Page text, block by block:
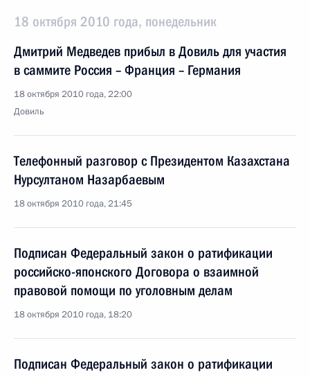
18 октября 2010 года, понедельник
Дмитрий Медведев прибыл в Довиль для участия
в саммите Россия – Франция – Германия
18 октября 2010 года, 22:00
Довиль
Телефонный разговор с Президентом Казахстана
Нурсултаном Назарбаевым
18 октября 2010 года, 21:45
Подписан Федеральный закон о ратификации
российско-японского Договора о взаимной
правовой помощи по уголовным делам
18 октября 2010 года, 18:20
Подписан Федеральный закон о ратификации